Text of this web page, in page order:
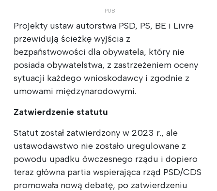
Projekty ustaw autorstwa PSD, PS, BE i Livre
przewidują ścieżkę wyjścia z
bezpaństwowości dla obywatela, który nie
posiada obywatelstwa, z zastrzeżeniem oceny
sytuacji każdego wnioskodawcy i zgodnie z
umowami międzynarodowymi.
Zatwierdzenie statutu
Statut został zatwierdzony w 2023 r., ale
ustawodawstwo nie zostało uregulowane z
powodu upadku ówczesnego rządu i dopiero
teraz główna partia wspierająca rząd PSD/CDS
promowała nową debatę, po zatwierdzeniu